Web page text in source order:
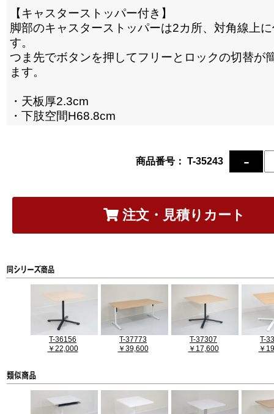
【キャスターストッパー付き】
脚部のキャスターストッパーは2カ所、対角線上
す。
つま先でボタンを押してフリーとロックの切替が
ます。
・天板厚2.3cm
・下肢空間H68.8cm
商品番号： T-35243
注文・見積りカート
T-36156
￥22,000
T-37773
￥39,600
T-37307
￥17,600
T-
￥